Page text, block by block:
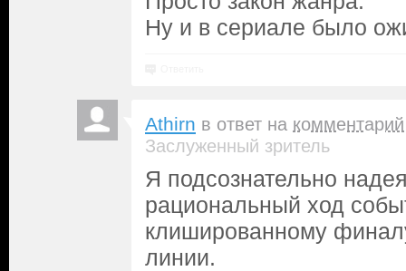
Ну и в сериале было
Athirn в ответ на комментарий
Заслуженный зритель
Я подсознательно
рациональный ход
клишированному
линии.